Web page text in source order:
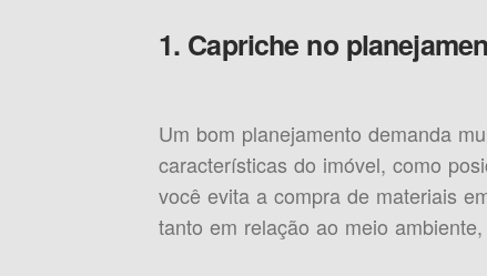
1. Capriche no
Um bom planejamento demanda
características do imóvel, como
você evita a compra de materiais
tanto em relação ao meio